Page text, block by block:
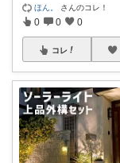
ほん。 さんのコレ！
0 0 0
コレ